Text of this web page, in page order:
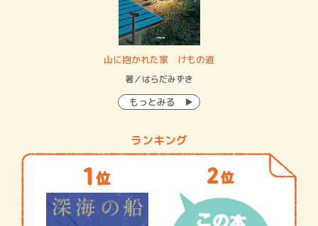
山に抱かれた家 けもの道
著／はらだみずき
もっとみる
ランキング